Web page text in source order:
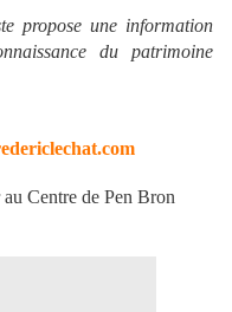
propose une information
du patrimoine
Centre de Pen Bron